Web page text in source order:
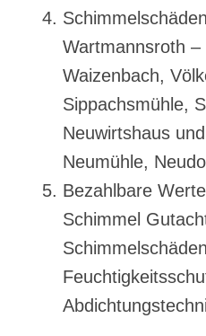
Wartmannsroth –
Waizenbach,
Sippachsmühle,
Neuwirtshaus
Neumühle,
Bezahlbare
Schimmel